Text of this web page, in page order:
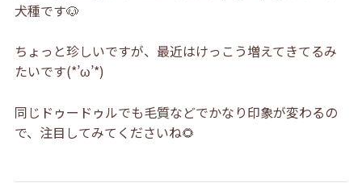
犬種です🐶
ちょっと珍しいですが、最近はけっこう増えてきてるみ
たいです(*’ω’*)
同じドゥードゥルでも毛質などでかなり印象が変わるの
で、注目してみてくださいね🌻